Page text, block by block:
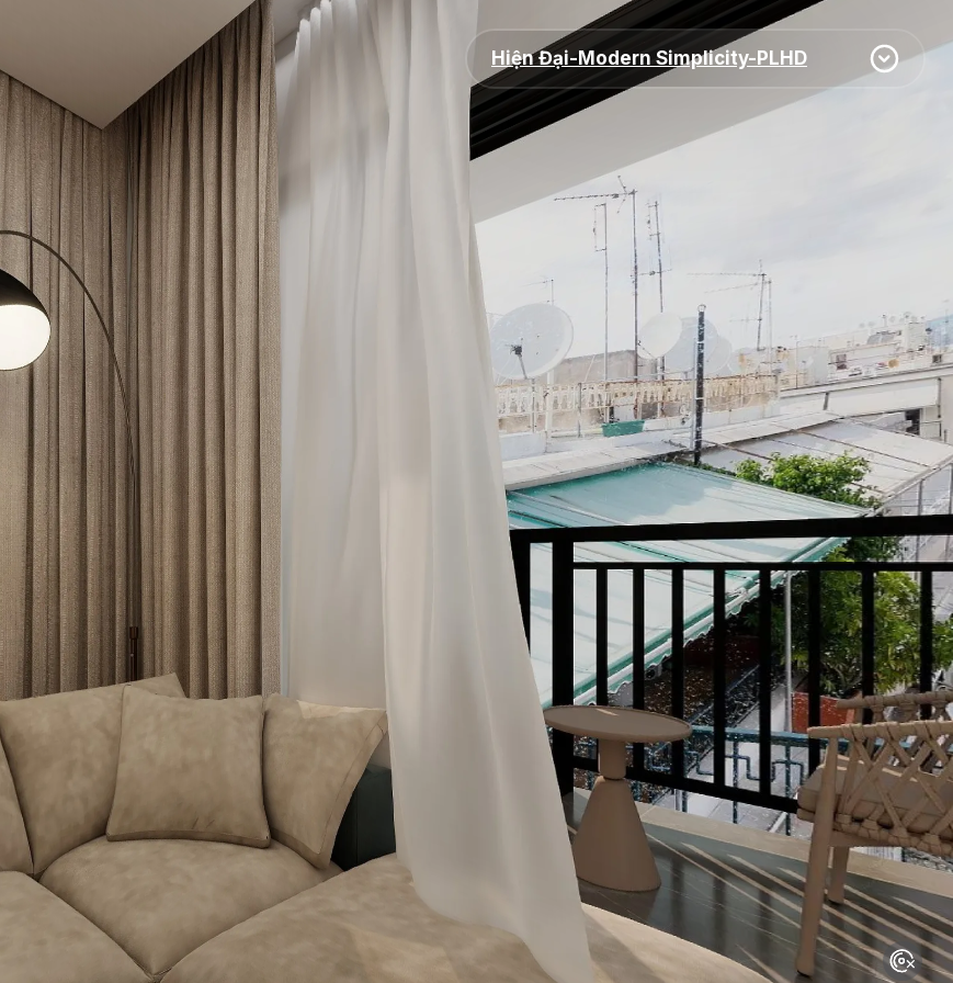
Hiện Đại-Modern Simplicity-PLHD